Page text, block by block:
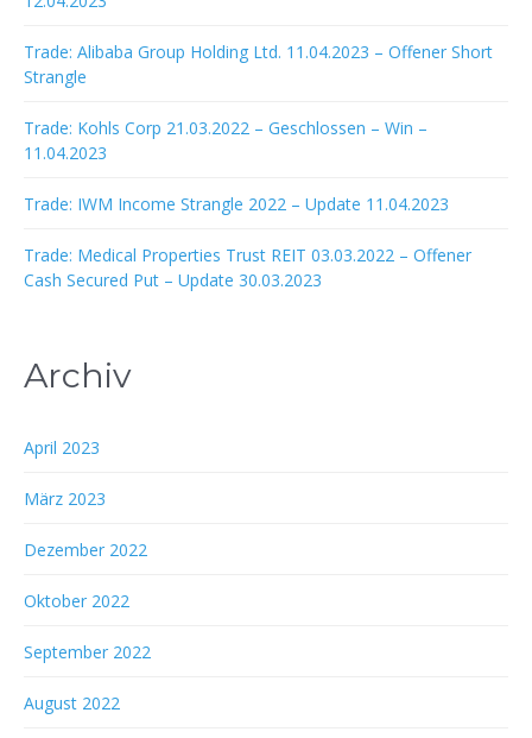
Trade: Alibaba Group Holding Ltd. 11.04.2023 – Offener Short
Strangle
Trade: Kohls Corp 21.03.2022 – Geschlossen – Win –
11.04.2023
Trade: IWM Income Strangle 2022 – Update 11.04.2023
Trade: Medical Properties Trust REIT 03.03.2022 – Offener
Cash Secured Put – Update 30.03.2023
Archiv
April 2023
März 2023
Dezember 2022
Oktober 2022
September 2022
August 2022